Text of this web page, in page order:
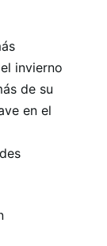
invierno
de su
en el